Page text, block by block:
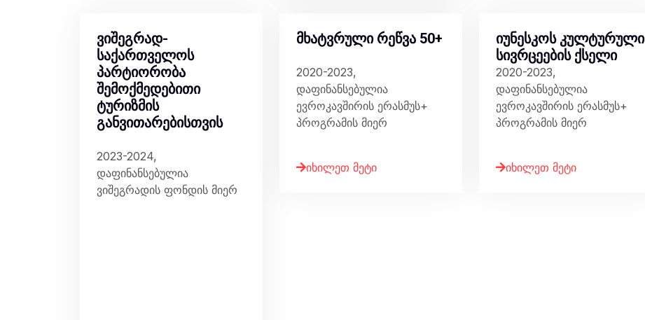
ვიშეგრად-
საქართველოს
პარტიორობა
შემოქმედებითი
ტურიზმის
განვითარებისთვის
2023-2024,
დაფინანსებულია
ვიშეგრადის ფონდის მიერ
მხატვრული რეწვა 50+
2020-2023,
დაფინანსებულია
ევროკავშირის ერასმუს+
პროგრამის მიერ
იხილეთ მეტი
იუნესკოს კულტურული
სივრცეების ქსელი
2020-2023,
დაფინანსებულია
ევროკავშირის ერასმუს+
პროგრამის მიერ
იხილეთ მეტი